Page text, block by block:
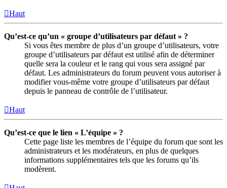
Haut
Qu’est-ce qu’un « groupe d’utilisateurs par défaut » ?
Si vous êtes membre de plus d’un groupe d’utilisateurs, votre
groupe d’utilisateurs par défaut est utilisé afin de déterminer
quelle sera la couleur et le rang qui vous sera assigné par
défaut. Les administrateurs du forum peuvent vous autoriser à
modifier vous-même votre groupe d’utilisateurs par défaut
depuis le panneau de contrôle de l’utilisateur.
Haut
Qu’est-ce que le lien « L’équipe » ?
Cette page liste les membres de l’équipe du forum que sont les
administrateurs et les modérateurs, en plus de quelques
informations supplémentaires tels que les forums qu’ils
modèrent.